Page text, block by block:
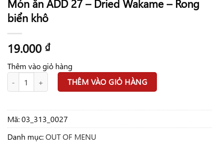
Món ăn ADD 27 – Dried Wakame – Rong
biển khô
19.000 ₫
Thêm vào giỏ hàng
Món ăn ADD 27 - Dried Wakame - Rong biển khô số lượng
THÊM VÀO GIỎ HÀNG
Mã:03_313_0027
Danh mục:OUT OF MENU